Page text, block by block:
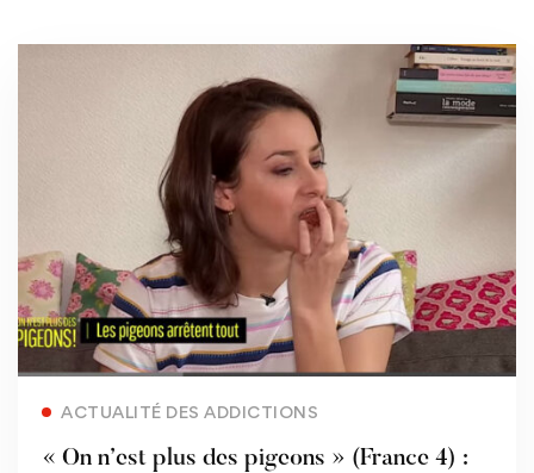
ACTUALITÉ DES ADDICTIONS
« On n’est plus des pigeons » (France 4) :